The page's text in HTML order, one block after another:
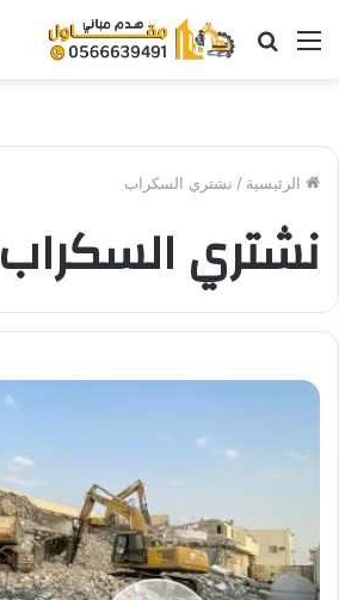
القائمة بحث
الرئيسية / نشتري السكراب
نشتري السكراب